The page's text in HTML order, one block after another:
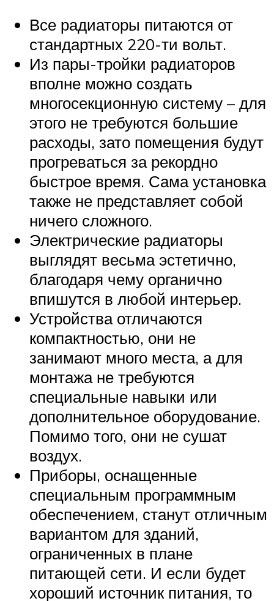
Все радиаторы питаются от
стандартных 220-ти вольт.
Из пары-тройки радиаторов
вполне можно создать
многосекционную систему – для
этого не требуются большие
расходы, зато помещения будут
прогреваться за рекордно
быстрое время. Сама установка
также не представляет собой
ничего сложного.
Электрические радиаторы
выглядят весьма эстетично,
благодаря чему органично
впишутся в любой интерьер.
Устройства отличаются
компактностью, они не
занимают много места, а для
монтажа не требуются
специальные навыки или
дополнительное оборудование.
Помимо того, они не сушат
воздух.
Приборы, оснащенные
специальным программным
обеспечением, станут отличным
вариантом для зданий,
ограниченных в плане
питающей сети. И если будет
хороший источник питания, то